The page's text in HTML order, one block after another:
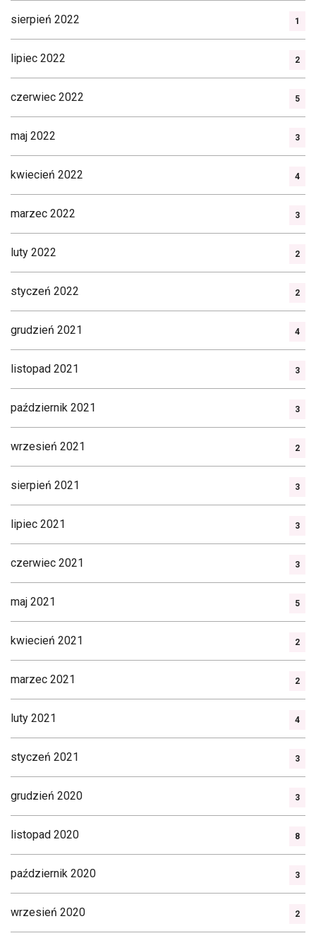
sierpień 2022 1
lipiec 2022 2
czerwiec 2022 5
maj 2022 3
kwiecień 2022 4
marzec 2022 3
luty 2022 2
styczeń 2022 2
grudzień 2021 4
listopad 2021 3
październik 2021 3
wrzesień 2021 2
sierpień 2021 3
lipiec 2021 3
czerwiec 2021 3
maj 2021 5
kwiecień 2021 2
marzec 2021 2
luty 2021 4
styczeń 2021 3
grudzień 2020 3
listopad 2020 8
październik 2020 3
wrzesień 2020 2